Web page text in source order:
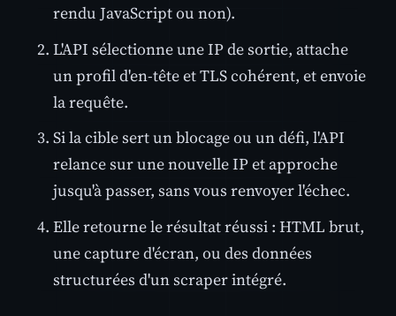
rendu JavaScript ou non).
L'API sélectionne une IP de sortie, attache
un profil d'en-tête et TLS cohérent, et envoie
la requête.
Si la cible sert un blocage ou un défi, l'API
relance sur une nouvelle IP et approche
jusqu'à passer, sans vous renvoyer l'échec.
Elle retourne le résultat réussi : HTML brut,
une capture d'écran, ou des données
structurées d'un scraper intégré.